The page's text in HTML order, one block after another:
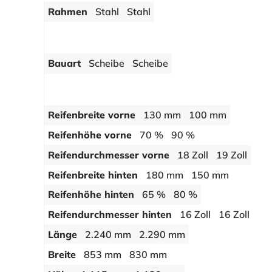
Rahmen Stahl Stahl
Bauart Scheibe Scheibe
Reifenbreite vorne 130 mm
100 mm
Reifenhöhe vorne
70 %
90 %
Reifendurchmesser vorne
18 Zoll
19 Zoll
Reifenbreite hinten
180 mm
150 mm
Reifenhöhe hinten
65 %
80 %
Reifendurchmesser hinten
16 Zoll
16 Zoll
Länge
2.240 mm
2.290 mm
Breite
853 mm
830 mm